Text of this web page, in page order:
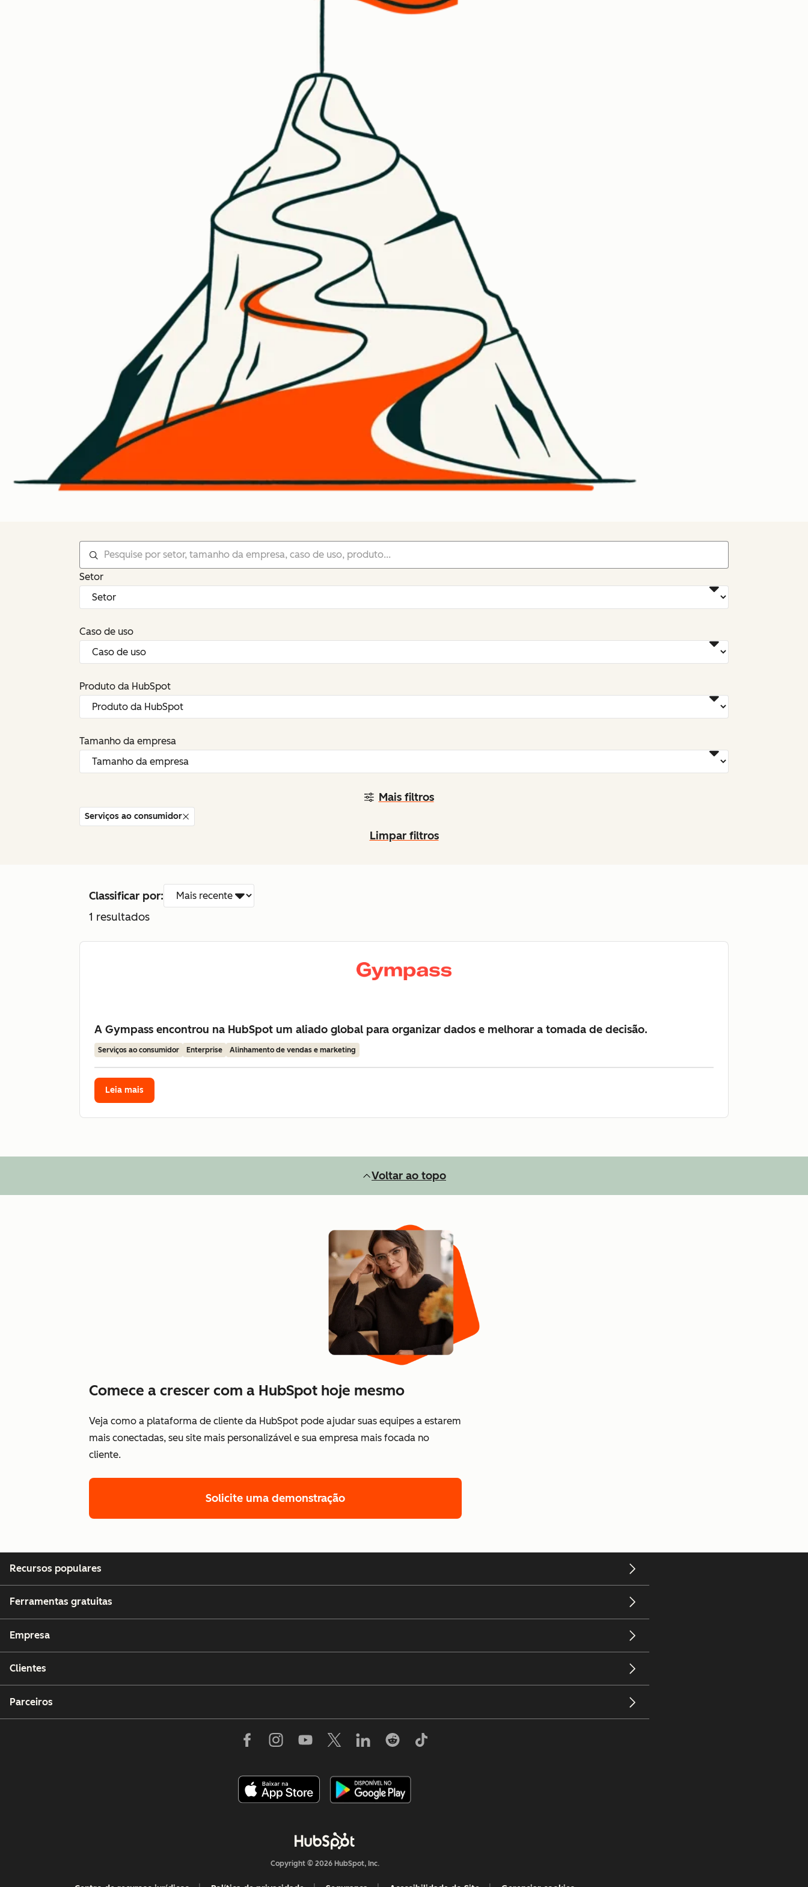
Mais filtros
Setor
Caso de uso
Produto da HubSpot
Tamanho da empresa
Serviços ao consumidor
Limpar filtros
Classificar por:
1 resultados
A Gympass encontrou na HubSpot um aliado global para organizar dados e melhorar a tomada de decisão.
Serviços ao consumidor Enterprise Alinhamento de vendas e marketing
Leia mais
Voltar ao topo
Comece a crescer com a HubSpot hoje mesmo
Veja como a plataforma de cliente da HubSpot pode ajudar suas equipes a estarem
mais conectadas, seu site mais personalizável e sua empresa mais focada no
cliente.
Solicite uma demonstração
Recursos populares
Ferramentas gratuitas
Empresa
Clientes
Parceiros
Copyright © 2026 HubSpot, Inc.